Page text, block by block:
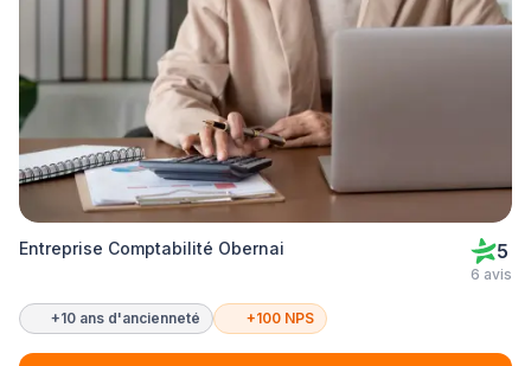
Entreprise Comptabilité Obernai 5
6 avis
+10 ans d'ancienneté +100 NPS